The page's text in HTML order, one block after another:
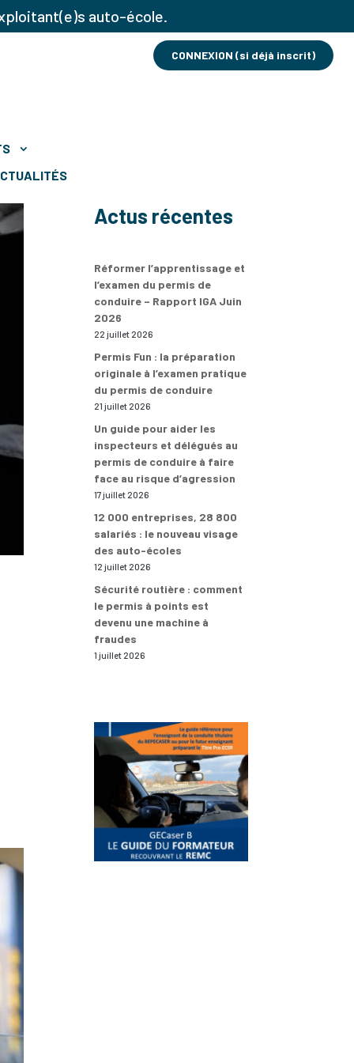
auto-école.
CONNEXION (si déjà inscrit)
Actus récentes
Réformer l’apprentissage et
l’examen du permis de
conduire – Rapport IGA Juin
2026
22 juillet 2026
Permis Fun : la préparation
originale à l’examen pratique
du permis de conduire
21 juillet 2026
Un guide pour aider les
inspecteurs et délégués au
permis de conduire à faire
face au risque d’agression
17 juillet 2026
12 000 entreprises, 28 800
salariés : le nouveau visage
des auto-écoles
12 juillet 2026
Sécurité routière : comment
le permis à points est
devenu une machine à
fraudes
1 juillet 2026